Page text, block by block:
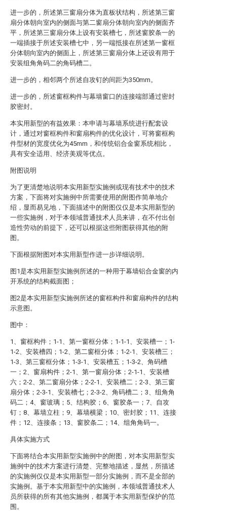
进一步的，所述第三窗扇分体为直板状结构，所述第三窗
扇分体朝向室内的侧面与第二窗扇分体朝向室内的侧面齐
平，所述第三窗扇分体上设有安装槽七，所述窗胶条一的
一端插接于所述安装槽七中，另一端抵接在所述第一窗框
分体朝向室内的侧面上，所述第三窗扇分体上还设有用于
安装组角角码二的角码槽二。
进一步的，相邻两个所述自攻钉的间距为350mm。
进一步的，所述窗框构件与幕墙窗口的连接端部通过密封
胶密封。
本实用新型的有益效果：本申请与幕墙系统进行配套设
计，通过对窗框构件和窗扇构件的优化设计，可将窗框构
件型材的宽度优化为45mm，和传统铝合金窗系统相比，
具有安全适用、经济美观等优点。
附图说明
为了更清楚地说明本实用新型实施例或现有技术中的技术
方案，下面将对实施例中所需要使用的附图作简单地介
绍，显而易见地，下面描述中的附图仅仅是本实用新型的
一些实施例，对于本领域普通技术人员来讲，在不付出创
造性劳动的前提下，还可以根据这些附图获得其他的附
图。
下面根据附图对本实用新型作进一步详细说明。
图1是本实用新型实施例所述的一种用于幕墙铝合金窗的内
开系统的结构截面图；
图2是本实用新型实施例所述的窗框构件和窗扇构件的结构
示意图。
图中：
1、窗框构件；1-1、第一窗框分体；1-1-1、安装槽一；1-
1-2、安装槽四；1-2、第二窗框分体；1-2-1、安装槽三；
1-3、第三窗框分体；1-3-1、安装槽五；1-3-2、角码槽
一；2、窗扇构件；2-1、第一窗扇分体；2-1-1、安装槽
六；2-2、第二窗扇分体；2-2-1、安装槽二；2-3、第三窗
扇分体；2-3-1、安装槽七；2-3-2、角码槽二；3、组角角
码二；4、窗玻璃；5、结构胶；6、窗胶条一；7、自攻
钉；8、幕墙立柱；9、幕墙横梁；10、密封胶；11、连接
件；12、连接条；13、窗胶条二；14、组角角码一。
具体实施方式
下面将结合本实用新型实施例中的附图，对本实用新型实
施例中的技术方案进行清楚、完整地描述，显然，所描述
的实施例仅仅是本实用新型一部分实施例，而不是全部的
实施例。基于本实用新型中的实施例，本领域普通技术人
员所获得的所有其他实施例，都属于本实用新型保护的范
围。